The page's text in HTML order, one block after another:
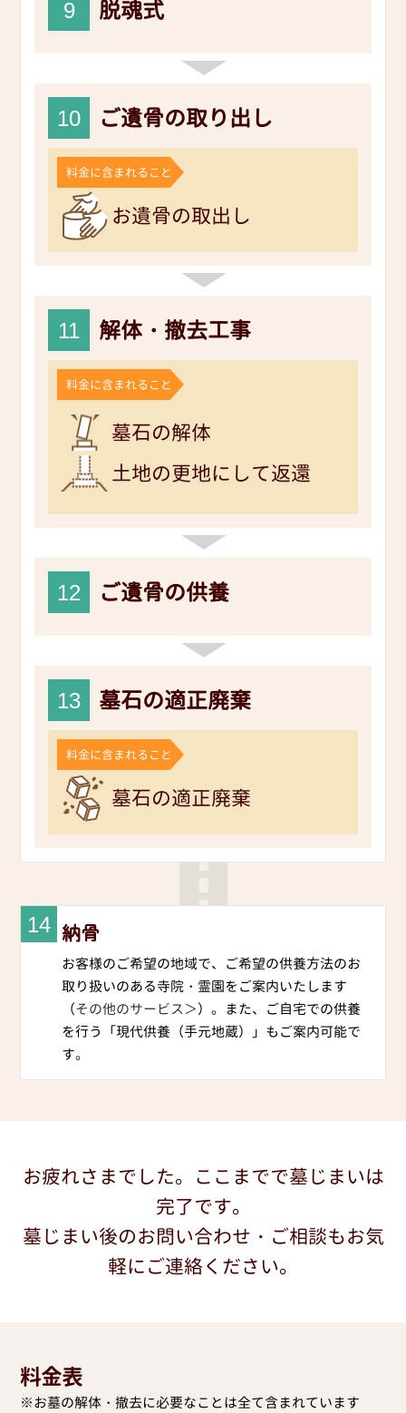
9 脱魂式
10 ご遺骨の取り出し
料金に含まれること
お遺骨の取出し
11 解体・撤去工事
料金に含まれること
墓石の解体
土地の更地にして返還
12 ご遺骨の供養
13 墓石の適正廃棄
料金に含まれること
墓石の適正廃棄
14 納骨
お客様のご希望の地域で、ご希望の供養方法のお
取り扱いのある寺院・霊園をご案内いたします
（その他のサービス＞）。また、ご自宅での供養
を行う「現代供養（手元地蔵）」もご案内可能で
す。
お疲れさまでした。ここまでで墓じまいは
完了です。
墓じまい後のお問い合わせ・ご相談もお気
軽にご連絡ください。
料金表
※お墓の解体・撤去に必要なことは全て含まれています